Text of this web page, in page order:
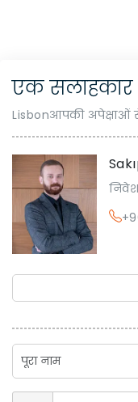
एक
Lisbonआपकी अपेक्षाओं